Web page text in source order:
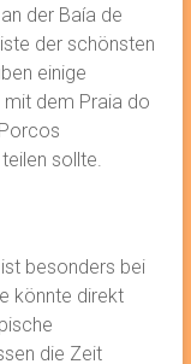
der Baía de
der schönsten
einige
mit dem Praia do
sollte.
besonders bei
könnte direkt
die Zeit